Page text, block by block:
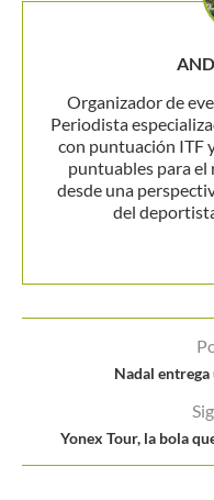
Organizador de
Periodista
con puntuación ITF
puntuables para el
desde una
del
Nadal
Yonex Tour, la bola